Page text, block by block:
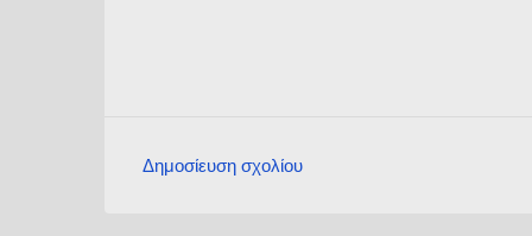
Δημοσίευση σχολίου